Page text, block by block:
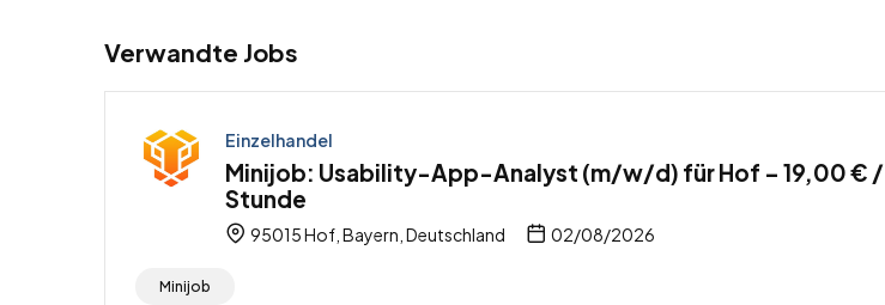
Verwandte Jobs
Einzelhandel
Minijob: Usability-App-Analyst (m/w/d) für Hof – 19,00 € /
Stunde
95015 Hof, Bayern, Deutschland 02/08/2026
Minijob